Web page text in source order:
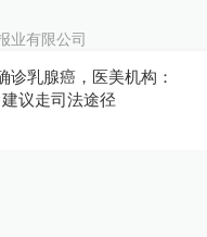
诊乳腺癌，医美机构：
议走司法途径
业有限公司
备14003370号
31120170006
号